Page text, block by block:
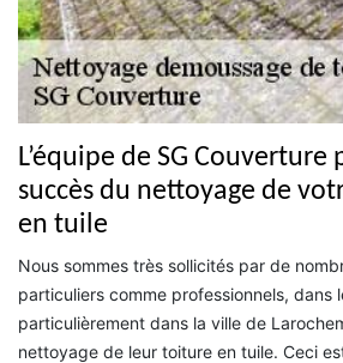
L’équipe de SG
succès du nettoyage de
en tuile
Nous sommes très sollicités par de
particuliers comme professionnels, dans
particulièrement dans la ville de
nettoyage de leur toiture en tuile. Ceci